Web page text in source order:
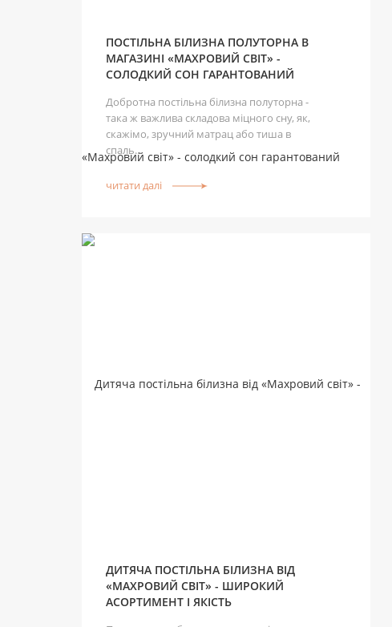
ПОСТІЛЬНА БІЛИЗНА ПОЛУТОРНА В
МАГАЗИНІ «МАХРОВИЙ СВІТ» -
СОЛОДКИЙ СОН ГАРАНТОВАНИЙ
Добротна постільна білизна полуторна -
така ж важлива складова міцного сну, як,
скажімо, зручний матрац або тиша в
спаль...
читати далі
ДИТЯЧА ПОСТІЛЬНА БІЛИЗНА ВІД
«МАХРОВИЙ СВІТ» - ШИРОКИЙ
АСОРТИМЕНТ І ЯКІСТЬ